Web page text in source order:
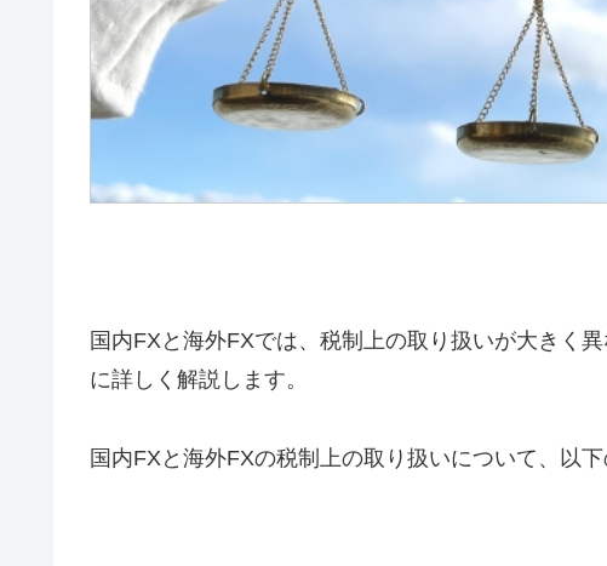
国内FXと海外FXでは、税制上の取り扱いが大きく
に詳しく解説します。
国内FXと海外FXの税制上の取り扱いについて、以